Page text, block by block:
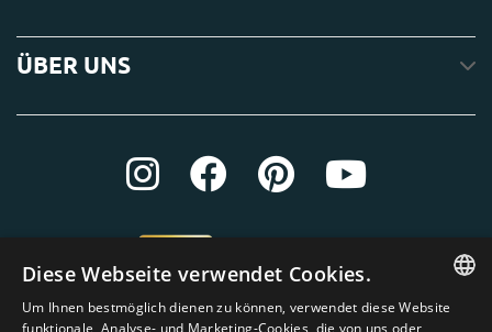
ÜBER UNS
ENGLISH
Diese Webseite verwendet Cookies.
Um Ihnen bestmöglich dienen zu können, verwendet diese Website
funktionale, Analyse- und Marketing-Cookies, die von uns oder